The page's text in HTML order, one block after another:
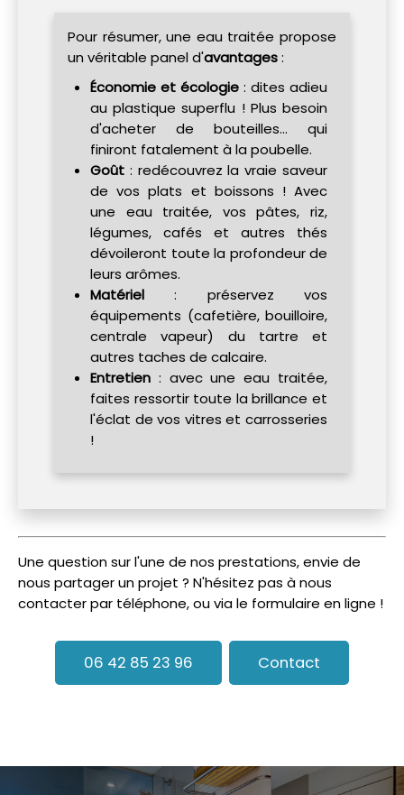
Pour résumer, une eau traitée propose
un véritable panel d'avantages:
Économie et écologie : dites adieu
au plastique superflu ! Plus besoin
d'acheter de bouteilles... qui
finiront fatalement à la poubelle.
Goût : redécouvrez la vraie saveur
de vos plats et boissons ! Avec
une eau traitée, vos pâtes, riz,
légumes, cafés et autres thés
dévoileront toute la profondeur de
leurs arômes.
Matériel : préservez vos
équipements (cafetière, bouilloire,
centrale vapeur) du tartre et
autres taches de calcaire.
Entretien : avec une eau traitée,
faites ressortir toute la brillance et
l'éclat de vos vitres et carrosseries
!
Une question sur l'une de nos prestations, envie de
nous partager un projet ? N'hésitez pas à nous
contacter par téléphone, ou via le formulaire en ligne !
06 42 85 23 96 Contact